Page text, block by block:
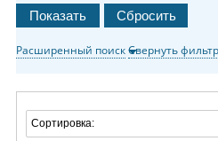
Расширенный поискСвернуть фильтр
Сортировка: